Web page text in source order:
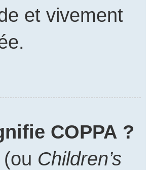
et vivement
COPPA ?
Children’s